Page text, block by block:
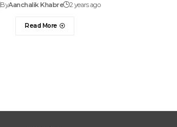
ByAanchalik Khabre 2 years ago
Read More